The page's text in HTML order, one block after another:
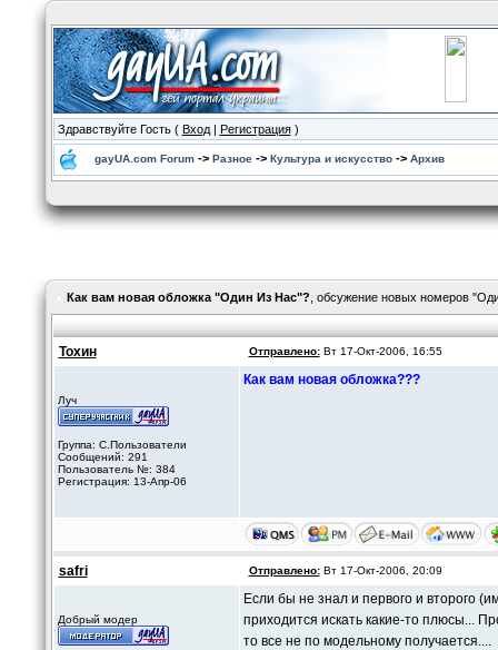
Здравствуйте Гость ( Вход| Регистрация)
gayUA.com Forum-> Разное-> Культура и искусство-> Архив
Как вам новая обложка "Один Из Нас"? , обсужение новых номеров
Тохин Отправлено:Вт 17-Окт-2006, 16:55
Луч
Группа: C.Пользователи
Сообщений: 291
Пользователь №: 384
Регистрация: 13-Апр-06
Как вам новая обложка???
safri Отправлено:Вт 17-Окт-2006, 20:09
Добрый модер
Если бы не знал и первого и второго
приходится искать какие-то плюсы...
то все не по модельному получается....